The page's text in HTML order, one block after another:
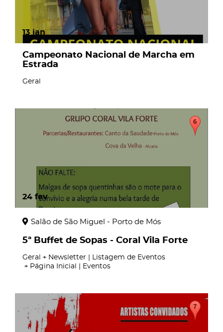
13 jan
Campeonato Nacional de Marcha em
Estrada
Geral
24 fev
Salão de São Miguel - Porto de Mós
5ª Buffet de Sopas - Coral Vila Forte
Geral
Newsletter | Listagem de Eventos
Página Inicial | Eventos